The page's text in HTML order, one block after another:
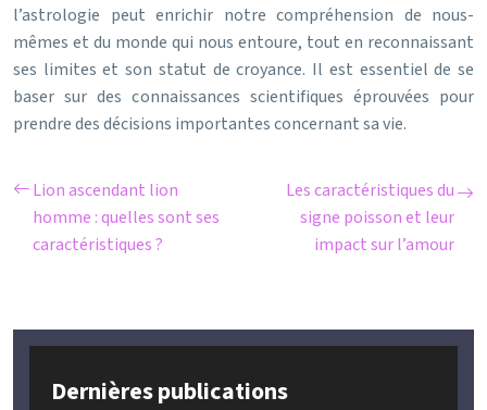
l’astrologie peut enrichir notre compréhension de nous-
mêmes et du monde qui nous entoure, tout en reconnaissant
ses limites et son statut de croyance. Il est essentiel de se
baser sur des connaissances scientifiques éprouvées pour
prendre des décisions importantes concernant sa vie.
Lion ascendant lion
homme : quelles sont ses
caractéristiques ?
Les caractéristiques du
signe poisson et leur
impact sur l’amour
Dernières publications